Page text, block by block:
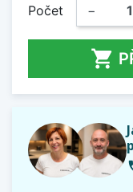
Počet −
